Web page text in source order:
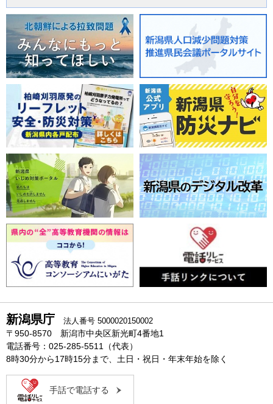
新潟県庁 法人番号 5000020150002
〒950-8570 新潟市中央区新光町4番地1
電話番号：025-285-5511（代表）
8時30分から17時15分まで、土日・祝日・年末年始を除く
手話で電話する